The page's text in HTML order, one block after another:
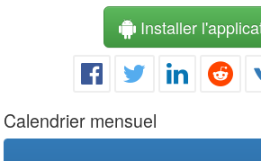
Installer
Calendrier mensuel